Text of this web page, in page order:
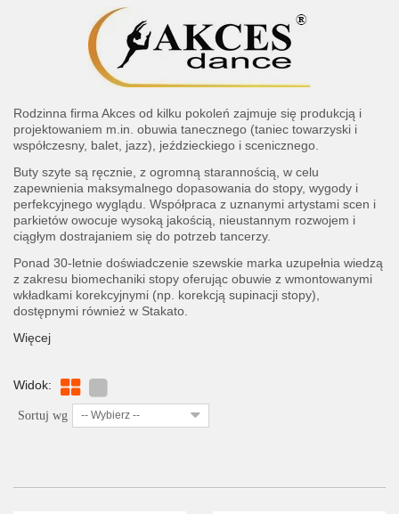
Rodzinna firma Akces od kilku pokoleń zajmuje się produkcją i
projektowaniem m.in. obuwia tanecznego (taniec towarzyski i
współczesny, balet, jazz), jeździeckiego i scenicznego.
Buty szyte są ręcznie, z ogromną starannością, w celu
zapewnienia maksymalnego dopasowania do stopy, wygody i
perfekcyjnego wyglądu. Współpraca z uznanymi artystami scen i
parkietów owocuje wysoką jakością, nieustannym rozwojem i
ciągłym dostrajaniem się do potrzeb tancerzy.
Ponad 30-letnie doświadczenie szewskie marka uzupełnia wiedzą
z zakresu biomechaniki stopy oferując obuwie z wmontowanymi
wkładkami korekcyjnymi (np. korekcją supinacji stopy),
dostępnymi również w Stakato.
Więcej
Widok:
Sortuj wg -- Wybierz --